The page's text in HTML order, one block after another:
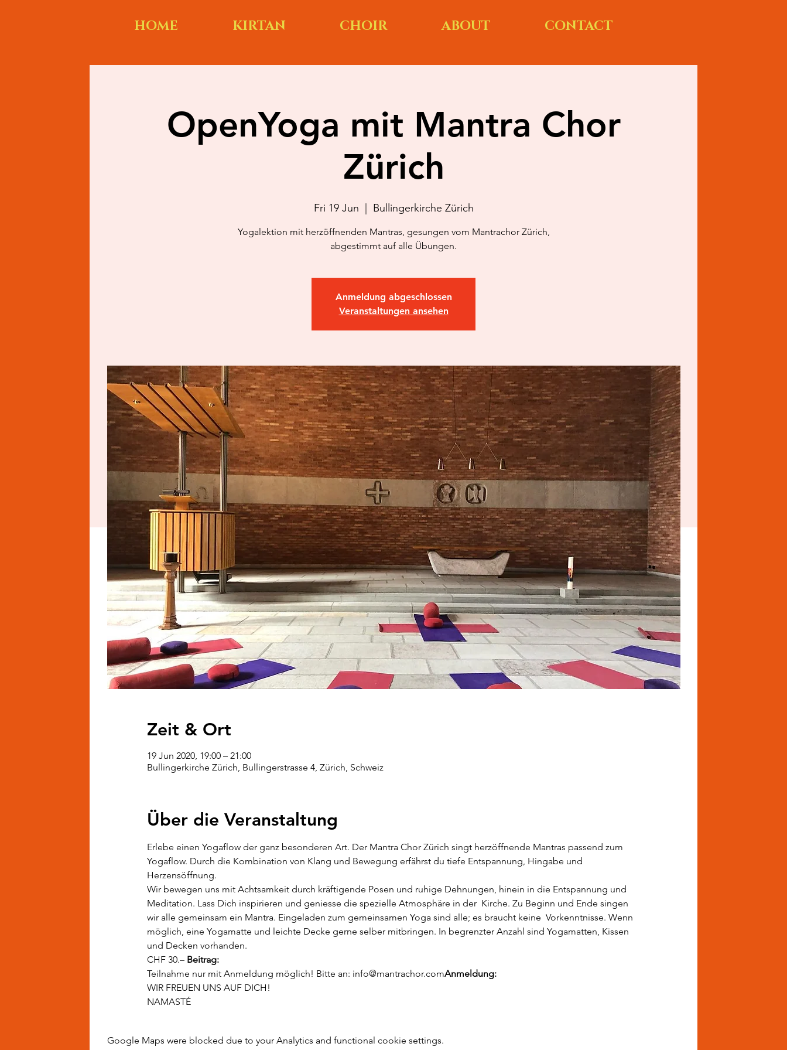
HOME KIRTAN CHOIR ABOUT CONTACT
OpenYoga mit Mantra Chor
Zürich
Fri 19 Jun Bullingerkirche Zürich
Yogalektion mit herzöffnenden Mantras, gesungen vom Mantrachor Zürich,
abgestimmt auf alle Übungen.
Anmeldung abgeschlossen
Veranstaltungen ansehen
Zeit & Ort
19 Jun 2020, 19:00 – 21:00
Bullingerkirche Zürich, Bullingerstrasse 4, Zürich, Schweiz
Über die Veranstaltung
Erlebe einen Yogaflow der ganz besonderen Art. Der Mantra Chor Zürich singt herzöffnende Mantras passend zum
Yogaflow. Durch die Kombination von Klang und Bewegung erfährst du tiefe Entspannung, Hingabe und
Herzensöffnung.
Wir bewegen uns mit Achtsamkeit durch kräftigende Posen und ruhige Dehnungen, hinein in die Entspannung und
Meditation. Lass Dich inspirieren und geniesse die spezielle Atmosphäre in der  Kirche. Zu Beginn und Ende singen
wir alle gemeinsam ein Mantra. Eingeladen zum gemeinsamen Yoga sind alle; es braucht keine  Vorkenntnisse. Wenn
möglich, eine Yogamatte und leichte Decke gerne selber mitbringen. In begrenzter Anzahl sind Yogamatten, Kissen
und Decken vorhanden.
CHF 30.– Beitrag:
Teilnahme nur mit Anmeldung möglich! Bitte an: info@mantrachor.comAnmeldung:
WIR FREUEN UNS AUF DICH!
NAMASTÉ
Google Maps were blocked due to your Analytics and functional cookie settings.